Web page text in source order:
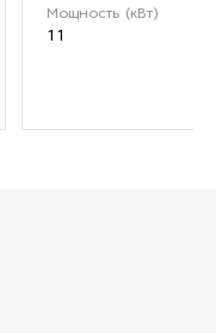
Мощность (кВт)
11